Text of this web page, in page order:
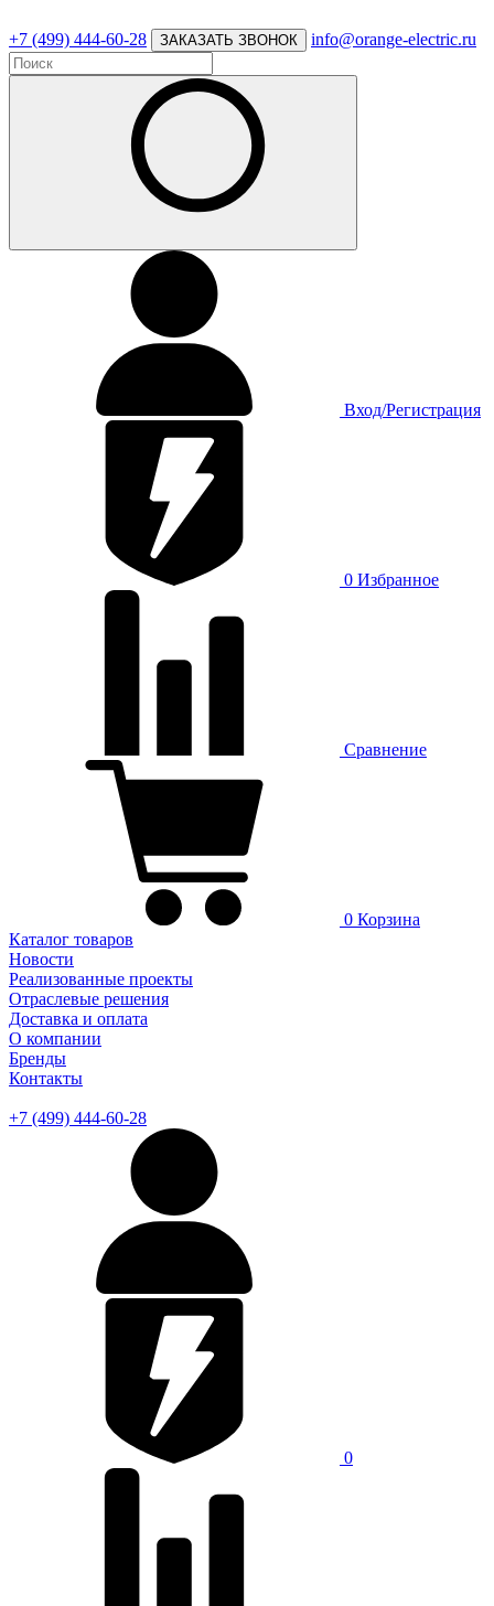
+7 (499) 444-60-28 ЗАКАЗАТЬ ЗВОНОК info@orange-electric.ru
Вход/Регистрация
0 Избранное
Сравнение
0 Корзина
Каталог товаров
Новости
Реализованные проекты
Отраслевые решения
Доставка и оплата
О компании
Бренды
Контакты
+7 (499) 444-60-28
0